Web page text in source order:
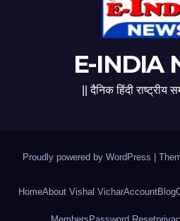
E-INDIA
|| दैनिक हिंदी राष्ट्रीय
Proudly powered by WordPress
HomeAbout Vishal VicharAccountBlog